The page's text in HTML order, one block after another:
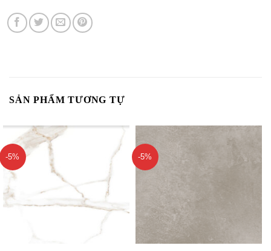
SẢN PHẨM TƯƠNG TỰ
-5% -5%